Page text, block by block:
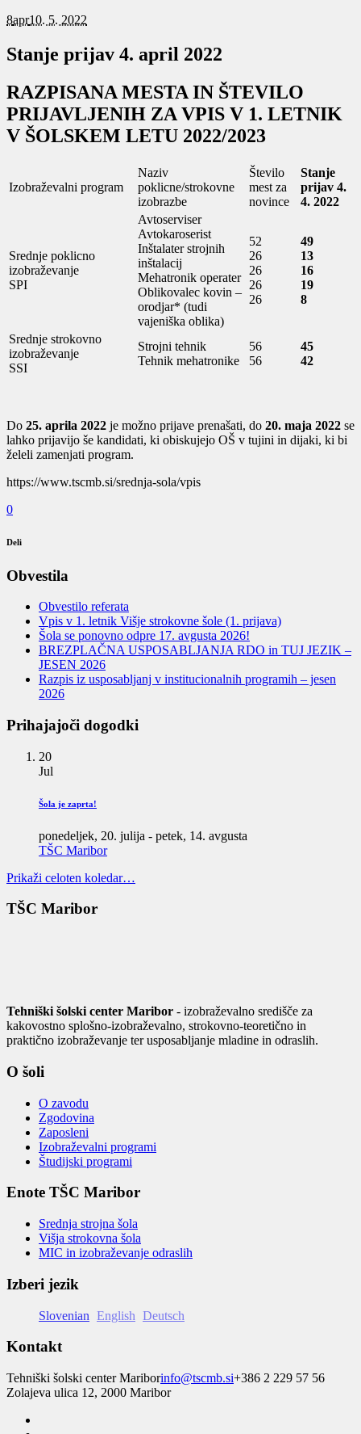
8apr10. 5. 2022
Stanje prijav 4. april 2022
RAZPISANA MESTA IN ŠTEVILO
PRIJAVLJENIH ZA VPIS V 1. LETNIK
V ŠOLSKEM LETU 2022/2023
Izobraževalni program
Naziv
poklicne/strokovne
izobrazbe
Število
mest za
novince
Stanje
prijav 4.
4. 2022
Srednje poklicno
izobraževanje
SPI
Avtoserviser
Avtokaroserist
Inštalater strojnih
inštalacij
Mehatronik operater
Oblikovalec kovin –
orodjar* (tudi
vajeniška oblika)
52
26
26
26
26
49
13
16
19
8
Srednje strokovno
izobraževanje
SSI
Strojni tehnik
Tehnik mehatronike
56
56
45
42
Do 25. aprila 2022 je možno prijave prenašati, do 20. maja 2022 se
lahko prijavijo še kandidati, ki obiskujejo OŠ v tujini in dijaki, ki bi
želeli zamenjati program.
https://www.tscmb.si/srednja-sola/vpis
0
Deli
Obvestila
Obvestilo referata
Vpis v 1. letnik Višje strokovne šole (1. prijava)
Šola se ponovno odpre 17. avgusta 2026!
BREZPLAČNA USPOSABLJANJA RDO in TUJ JEZIK –
JESEN 2026
Razpis iz usposabljanj v institucionalnih programih – jesen
2026
Prihajajoči dogodki
20
Jul
Šola je zaprta!
ponedeljek, 20. julija - petek, 14. avgusta
TŠC Maribor
Prikaži celoten koledar…
TŠC Maribor
Tehniški šolski center Maribor - izobraževalno središče za
kakovostno splošno-izobraževalno, strokovno-teoretično in
praktično izobraževanje ter usposabljanje mladine in odraslih.
O šoli
O zavodu
Zgodovina
Zaposleni
Izobraževalni programi
Študijski programi
Enote TŠC Maribor
Srednja strojna šola
Višja strokovna šola
MIC in izobraževanje odraslih
Izberi jezik
Slovenian English Deutsch
Kontakt
Tehniški šolski center Mariborinfo@tscmb.si+386 2 229 57 56
Zolajeva ulica 12, 2000 Maribor